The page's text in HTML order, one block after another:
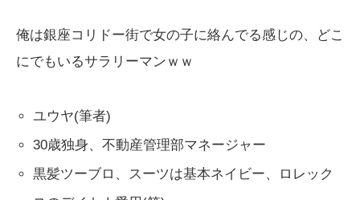
俺は銀座コリドー街で女の子に絡んでる感じの、どこ
にでもいるサラリーマンｗｗ
ユウヤ(筆者)
30歳独身、不動産管理部マネージャー
黒髪ツーブロ、スーツは基本ネイビー、ロレック